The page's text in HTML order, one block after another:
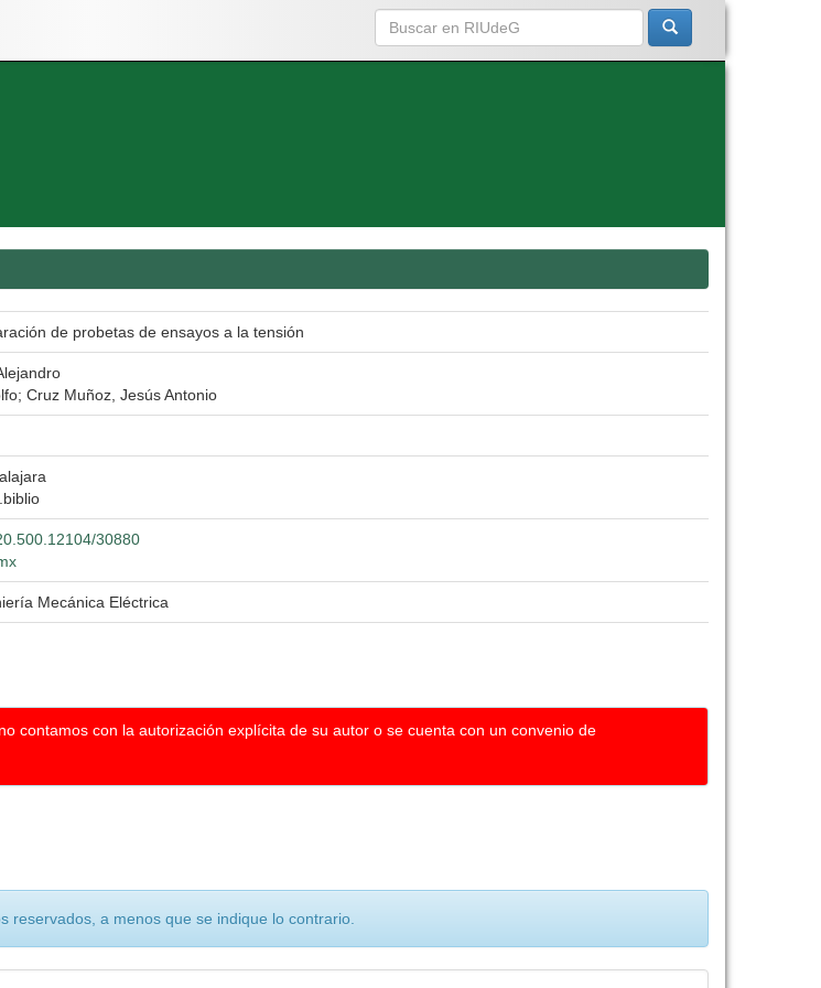
de probetas de ensayos a la tensión
Cruz Muñoz, Jesús Antonio
30880
Mecánica Eléctrica
contamos con la autorización explícita de su autor o se cuenta con un convenio de
reservados, a menos que se indique lo contrario.